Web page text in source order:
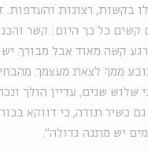
בקשות, רצונות והעדפות.
קשים כל כך היום: קשר
קשה מאוד אבל מבורך. יש
ממךְ לצאת מעצמך.
שלוש שנים, עדיין הולך
כשיר תודה, כי דווקא
יש מתנה גדולה".